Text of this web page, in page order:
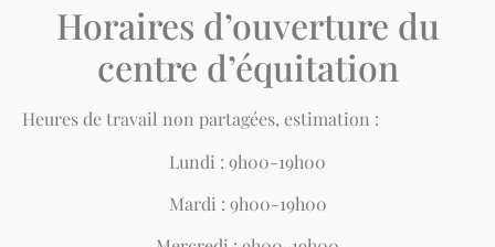
Horaires d’ouverture du
centre d’équitation
Heures de travail non partagées, estimation :
Lundi : 9h00-19h00
Mardi : 9h00-19h00